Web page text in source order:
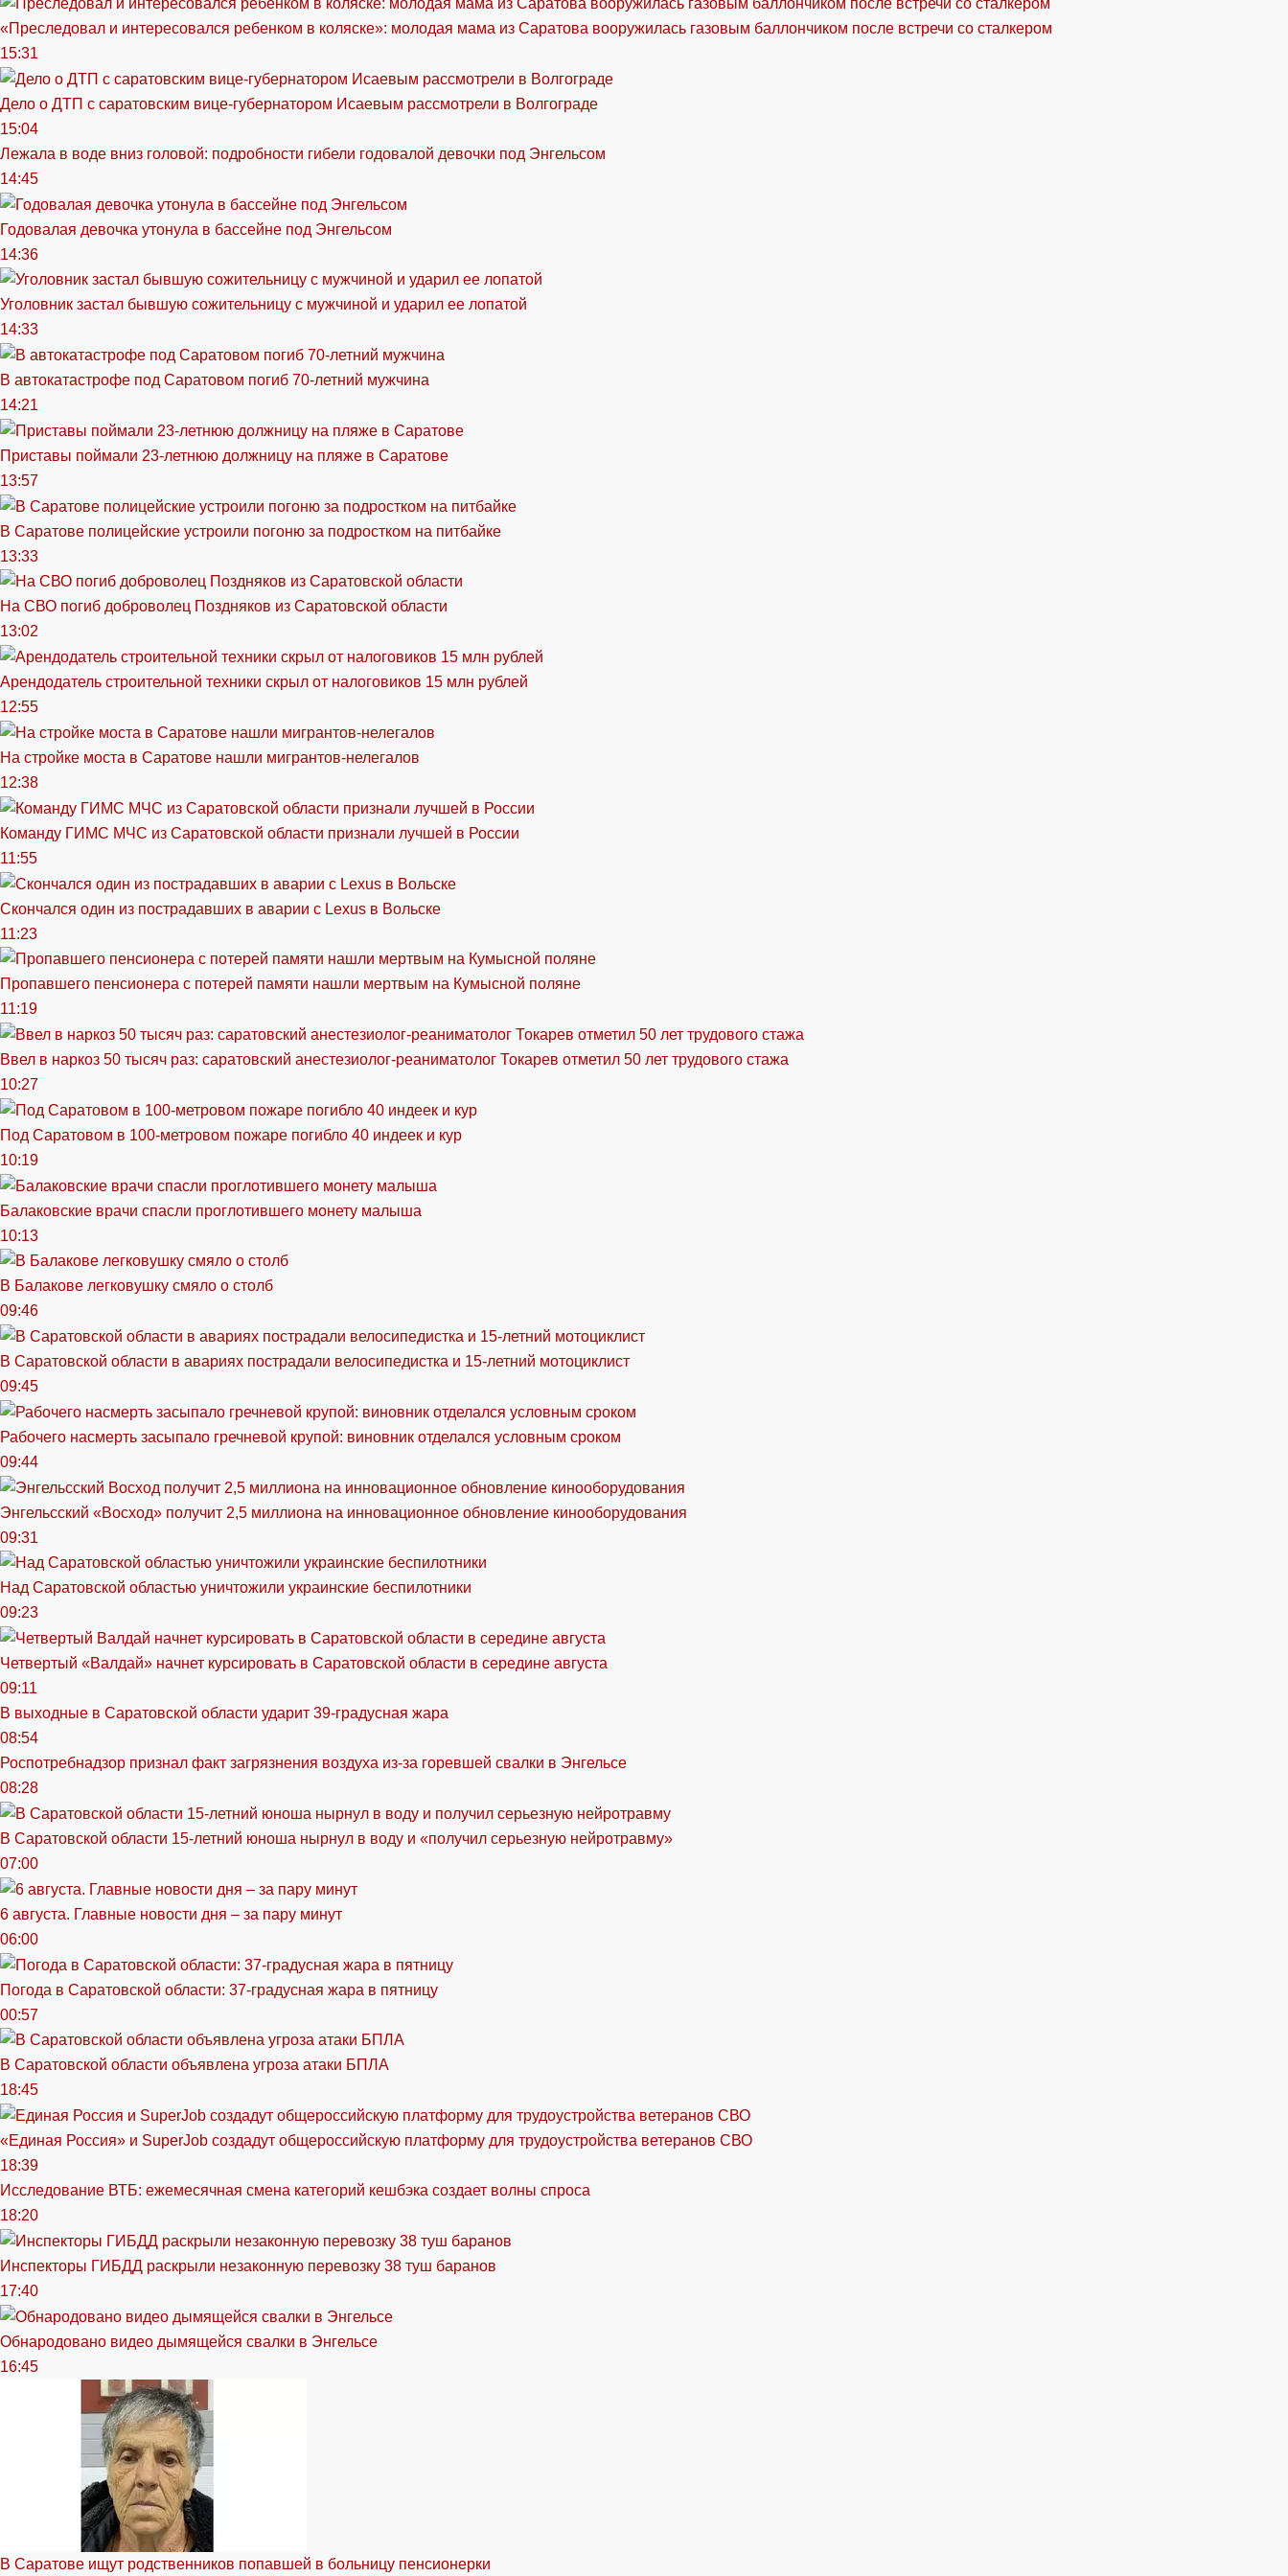
«Преследовал и интересовался ребенком в коляске»: молодая мама из Саратова вооружилась газовым баллончиком после встречи со сталкером
15:31
Дело о ДТП с саратовским вице-губернатором Исаевым рассмотрели в Волгограде
15:04
Лежала в воде вниз головой: подробности гибели годовалой девочки под Энгельсом
14:45
Годовалая девочка утонула в бассейне под Энгельсом
14:36
Уголовник застал бывшую сожительницу с мужчиной и ударил ее лопатой
14:33
В автокатастрофе под Саратовом погиб 70-летний мужчина
14:21
Приставы поймали 23-летнюю должницу на пляже в Саратове
13:57
В Саратове полицейские устроили погоню за подростком на питбайке
13:33
На СВО погиб доброволец Поздняков из Саратовской области
13:02
Арендодатель строительной техники скрыл от налоговиков 15 млн рублей
12:55
На стройке моста в Саратове нашли мигрантов-нелегалов
12:38
Команду ГИМС МЧС из Саратовской области признали лучшей в России
11:55
Скончался один из пострадавших в аварии c Lexus в Вольске
11:23
Пропавшего пенсионера с потерей памяти нашли мертвым на Кумысной поляне
11:19
Ввел в наркоз 50 тысяч раз: саратовский анестезиолог-реаниматолог Токарев отметил 50 лет трудового стажа
10:27
Под Саратовом в 100-метровом пожаре погибло 40 индеек и кур
10:19
Балаковские врачи спасли проглотившего монету малыша
10:13
В Балакове легковушку смяло о столб
09:46
В Саратовской области в авариях пострадали велосипедистка и 15-летний мотоциклист
09:45
Рабочего насмерть засыпало гречневой крупой: виновник отделался условным сроком
09:44
Энгельсский «Восход» получит 2,5 миллиона на инновационное обновление кинооборудования
09:31
Над Саратовской областью уничтожили украинские беспилотники
09:23
Четвертый «Валдай» начнет курсировать в Саратовской области в середине августа
09:11
В выходные в Саратовской области ударит 39-градусная жара
08:54
Роспотребнадзор признал факт загрязнения воздуха из-за горевшей свалки в Энгельсе
08:28
В Саратовской области 15-летний юноша нырнул в воду и «получил серьезную нейротравму»
07:00
6 августа. Главные новости дня – за пару минут
06:00
Погода в Саратовской области: 37-градусная жара в пятницу
00:57
В Саратовской области объявлена угроза атаки БПЛА
18:45
«Единая Россия» и SuperJob создадут общероссийскую платформу для трудоустройства ветеранов СВО
18:39
Исследование ВТБ: ежемесячная смена категорий кешбэка создает волны спроса
18:20
Инспекторы ГИБДД раскрыли незаконную перевозку 38 туш баранов
17:40
Обнародовано видео дымящейся свалки в Энгельсе
16:45
В Саратове ищут родственников попавшей в больницу пенсионерки